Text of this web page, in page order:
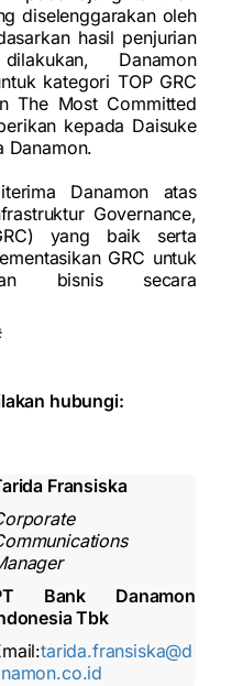
diselenggarakan oleh
hasil penjurian
Danamon
kategori TOP GRC
The Most Committed
kepada Daisuke
Danamon.
Danamon atas
Governance,
yang baik serta
GRC untuk
bisnis secara
hubungi:
Fransiska
Bank Danamon
Tbk
tarida.fransiska@d